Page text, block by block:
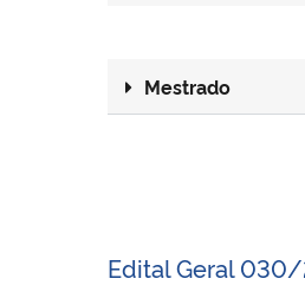
Mestrado
Edital Geral